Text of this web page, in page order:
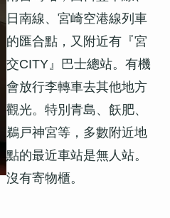
日南線、宮崎空港線列車
的匯合點，又附近有『宮
交CITY』巴士總站。有機
會放行李轉車去其他地方
觀光。特別青島、飫肥、
鵜戸神宮等，多數附近地
點的最近車站是無人站。
沒有寄物櫃。